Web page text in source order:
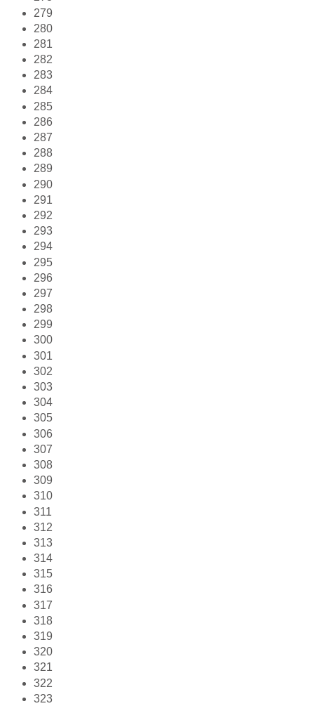
279
280
281
282
283
284
285
286
287
288
289
290
291
292
293
294
295
296
297
298
299
300
301
302
303
304
305
306
307
308
309
310
311
312
313
314
315
316
317
318
319
320
321
322
323